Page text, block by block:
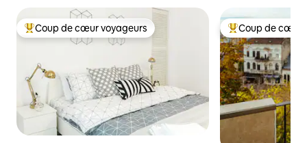
Coups de cœur voyageurs les plus appréciés
Coup de cœur voyageurs Coups de cœur
Coup de cœur